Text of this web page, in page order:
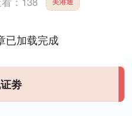
已加载完成
劵